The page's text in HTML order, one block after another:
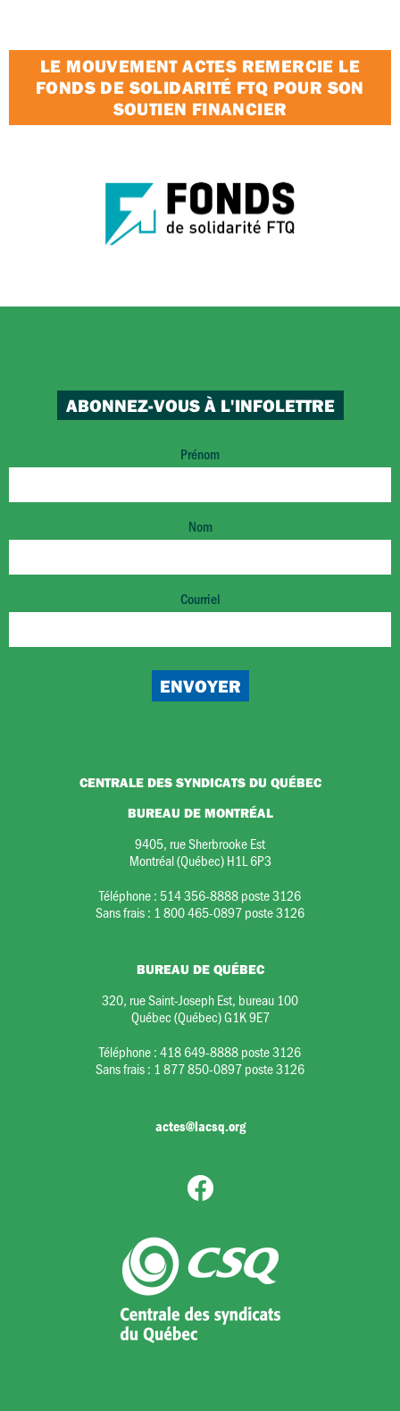
LE MOUVEMENT ACTES REMERCIE LE
FONDS DE SOLIDARITÉ FTQ POUR SON
SOUTIEN FINANCIER
ABONNEZ-VOUS À L'INFOLETTRE
Prénom
Nom
Courriel
CENTRALE DES SYNDICATS DU QUÉBEC
BUREAU DE MONTRÉAL
9405, rue Sherbrooke Est
Montréal (Québec) H1L 6P3
Téléphone : 514 356-8888 poste 3126
Sans frais : 1 800 465-0897 poste 3126
BUREAU DE QUÉBEC
320, rue Saint-Joseph Est, bureau 100
Québec (Québec) G1K 9E7
Téléphone :418 649-8888 poste 3126
Sans frais : 1 877 850-0897 poste 3126
actes@lacsq.org